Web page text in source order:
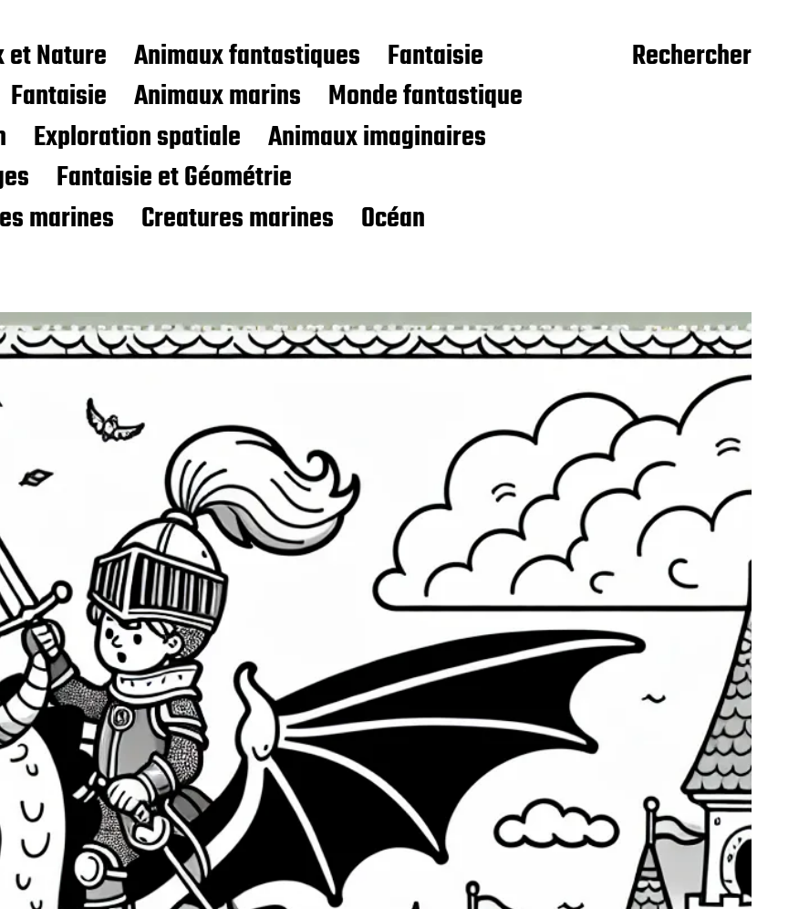
et Nature Animaux fantastiques
Fantaisie
Fantaisie Animaux marins
Monde fantastique
Exploration spatiale
Animaux imaginaires
Fantaisie et Géométrie
marines
Creatures marines
Océan
Rechercher